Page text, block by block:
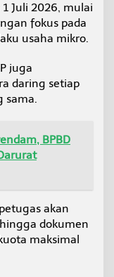
Juli 2026, mulai
fokus pada
usaha mikro.
juga
daring setiap
sama.
BPBD
akan
dokumen
maksimal